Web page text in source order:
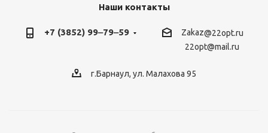
Наши контакты
+7 (3852) 99‒79‒59 Zakaz@22opt.ru
22opt@mail.ru
г.Барнаул, ул. Малахова 95